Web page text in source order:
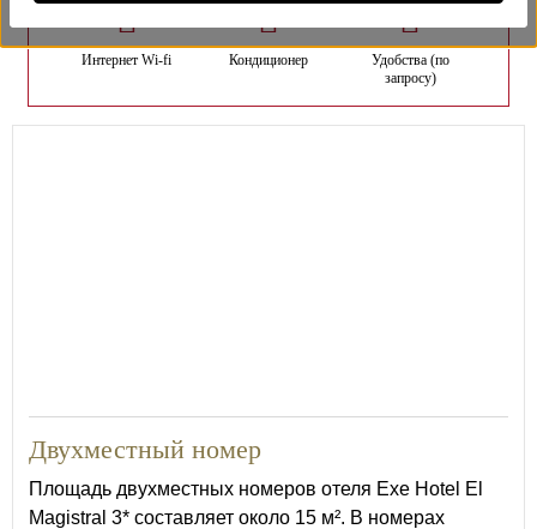
Интернет Wi-fi Кондиционер
Удобства (по
запросу)
Двухместный номер
Площадь двухместных номеров отеля Exe Hotel El
Magistral 3* составляет около 15 м². В номерах